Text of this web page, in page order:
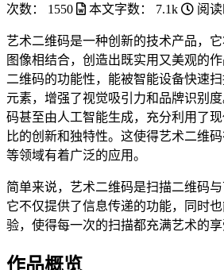
次数：
1550 本文字数： 7.1k 阅
艺术二维码是一种创新的技术产品，
图像相结合，创造出既实用又美观的
二维码的功能性，能被智能设备快速
元素，增强了视觉吸引力和品牌识别
码甚至由人工智能生成，充分利用了
比的创新和独特性。这使得艺术二维
等领域有着广泛的应用。
简单来说，艺术二维码是扫描二维码与
它不仅提供了信息传递的功能，同时
验，使得每一次的扫描都充满艺术的享
作品概览